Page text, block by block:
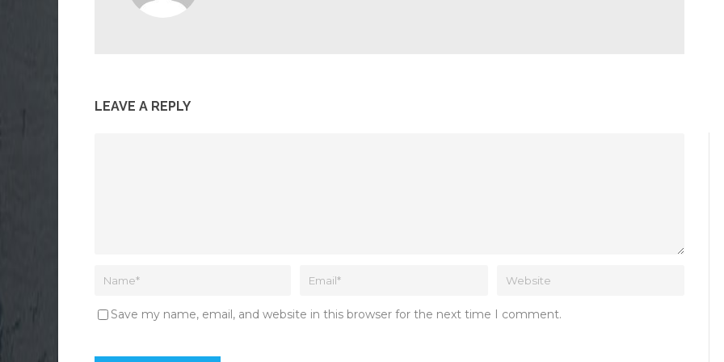
LEAVE A REPLY
Save my name, email, and website in this browser for the next time I comment.